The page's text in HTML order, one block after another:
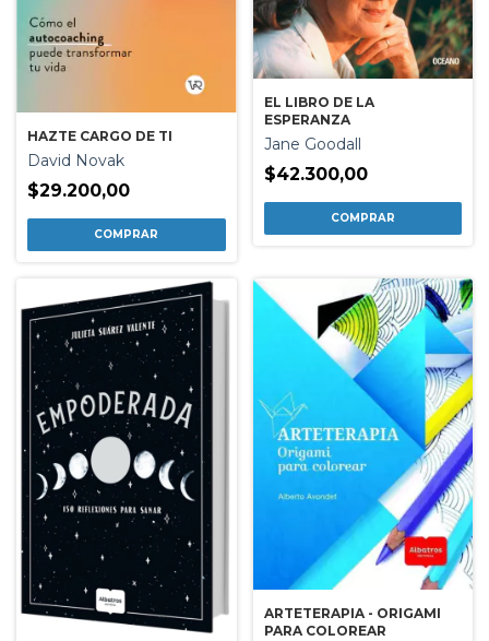
HAZTE CARGO DE TI
David Novak
$29.200,00
EL LIBRO DE LA
ESPERANZA
Jane Goodall
$42.300,00
ARTETERAPIA - ORIGAMI
PARA COLOREAR